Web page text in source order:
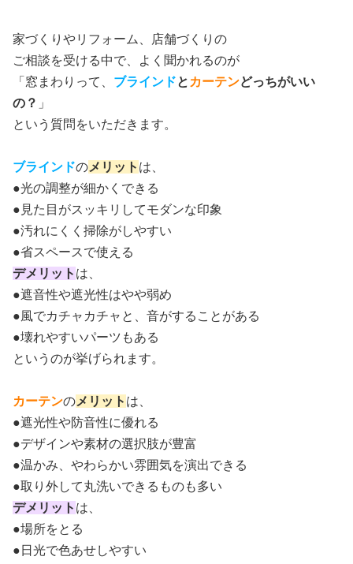
家づくりやリフォーム、店舗づくりの
ご相談を受ける中で、よく聞かれるのが
「窓まわりって、 ブラインドと カーテンどっちがいい
の？ 」
という質問をいただきます。
ブラインドのメリット は、
●光の調整が細かくできる
●見た目がスッキリしてモダンな印象
●汚れにくく掃除がしやすい
●省スペースで使える
デメリット は、
●遮音性や遮光性はやや弱め
●風でカチャカチャと、音がすることがある
●壊れやすいパーツもある
というのが挙げられます。
カーテンのメリット は、
●遮光性や防音性に優れる
●デザインや素材の選択肢が豊富
●温かみ、やわらかい雰囲気を演出できる
●取り外して丸洗いできるものも多い
デメリット は、
●場所をとる
●日光で色あせしやすい